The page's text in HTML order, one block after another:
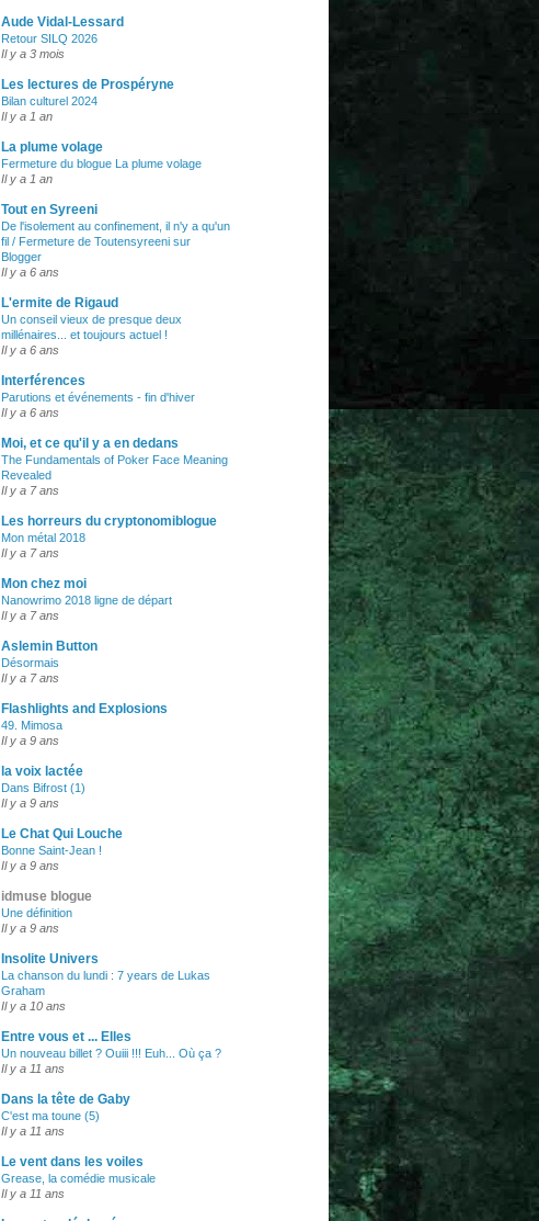
Aude Vidal-Lessard
Retour SILQ 2026
Il y a 3 mois
Les lectures de Prospéryne
Bilan culturel 2024
Il y a 1 an
La plume volage
Fermeture du blogue La plume volage
Il y a 1 an
Tout en Syreeni
De l'isolement au confinement, il n'y a qu'un
fil / Fermeture de Toutensyreeni sur
Blogger
Il y a 6 ans
L'ermite de Rigaud
Un conseil vieux de presque deux
millénaires... et toujours actuel !
Il y a 6 ans
Interférences
Parutions et événements - fin d'hiver
Il y a 6 ans
Moi, et ce qu'il y a en dedans
The Fundamentals of Poker Face Meaning
Revealed
Il y a 7 ans
Les horreurs du cryptonomiblogue
Mon métal 2018
Il y a 7 ans
Mon chez moi
Nanowrimo 2018 ligne de départ
Il y a 7 ans
Aslemin Button
Désormais
Il y a 7 ans
Flashlights and Explosions
49. Mimosa
Il y a 9 ans
la voix lactée
Dans Bifrost (1)
Il y a 9 ans
Le Chat Qui Louche
Bonne Saint-Jean !
Il y a 9 ans
idmuse blogue
Une définition
Il y a 9 ans
Insolite Univers
La chanson du lundi : 7 years de Lukas
Graham
Il y a 10 ans
Entre vous et ... Elles
Un nouveau billet ? Ouiii !!! Euh... Où ça ?
Il y a 11 ans
Dans la tête de Gaby
C'est ma toune (5)
Il y a 11 ans
Le vent dans les voiles
Grease, la comédie musicale
Il y a 11 ans